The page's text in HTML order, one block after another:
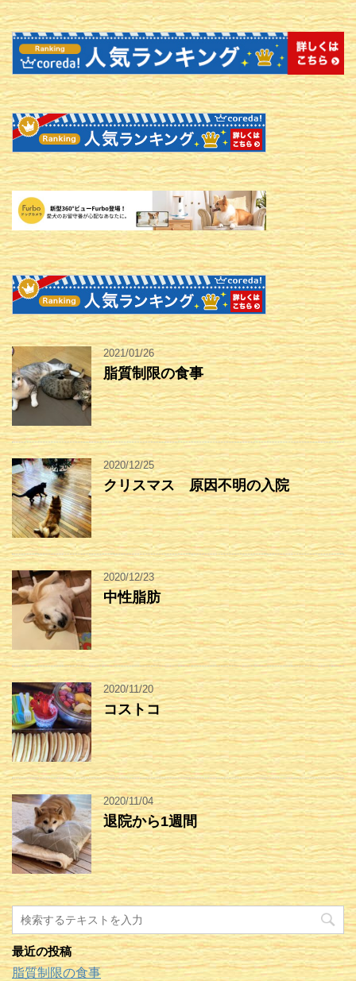
2021/01/26
脂質制限の食事
2020/12/25
クリスマス 原因不明の入院
2020/12/23
中性脂肪
2020/11/20
コストコ
2020/11/04
退院から1週間
最近の投稿
脂質制限の食事